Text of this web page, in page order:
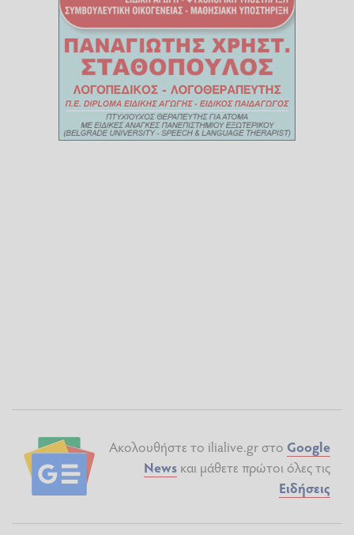
Ακολουθήστε το ilialive.gr στο Google
News και μάθετε πρώτοι όλες τις
Ειδήσεις